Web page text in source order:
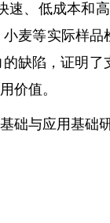
、低成本
麦等实际样
缺陷，证明
价值。
与应用基础研